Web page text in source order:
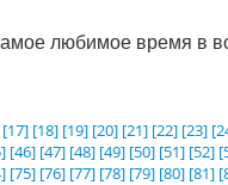
любимое время в
[17] [18] [19] [20] [21] [22] [23]
[46] [47] [48] [49] [50] [51] [52]
[75] [76] [77] [78] [79] [80] [81]